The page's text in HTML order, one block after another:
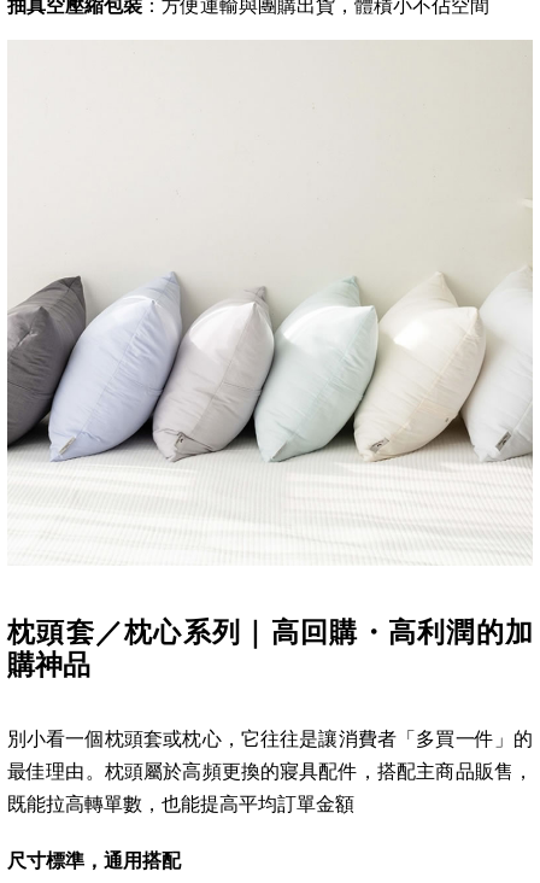
抽真空壓縮包裝 ：方便運輸與團購出貨，體積小不佔空間
枕頭套／枕心系列｜高回購・高利潤的加
購神品
別小看一個枕頭套或枕心，它往往是讓消費者「多買一件」的
最佳理由。枕頭屬於高頻更換的寢具配件，搭配主商品販售，
既能拉高轉單數，也能提高平均訂單金額
尺寸標準，通用搭配